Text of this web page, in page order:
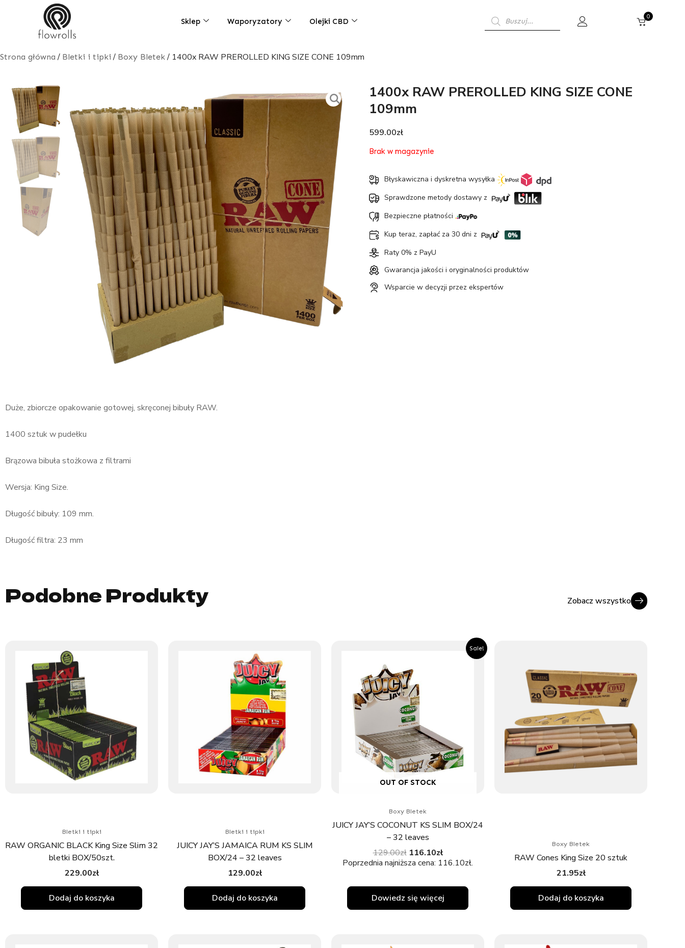
Sklep Waporyzatory Olejki CBD
Wyszukiwarka
produktów
0
Strona główna / Bletki i tipki / Boxy Bletek/ 1400x RAW PREROLLED KING SIZE CONE 109mm
1400x RAW PREROLLED KING SIZE CONE
109mm
599.00zł
Brak w magazynie
Błyskawiczna i dyskretna wysyłka
Sprawdzone metody dostawy z
Bezpieczne płatności
Kup teraz, zapłać za 30 dni z
Raty 0% z PayU
Gwarancja jakości i oryginalności produktów
Wsparcie w decyzji przez ekspertów
Duże, zbiorcze opakowanie gotowej, skręconej bibuły RAW.
1400 sztuk w pudełku
Brązowa bibuła stożkowa z filtrami
Wersja: King Size.
Długość bibuły: 109 mm.
Długość filtra: 23 mm
Podobne Produkty Zobacz wszystko
Bletki i tipki
RAW ORGANIC BLACK King Size Slim 32
bletki BOX/50szt.
229.00zł
Dodaj do koszyka
Bletki i tipki
JUICY JAY’S JAMAICA RUM KS SLIM
BOX/24 – 32 leaves
129.00zł
Dodaj do koszyka
Sale!
OUT OF STOCK
Boxy Bletek
JUICY JAY’S COCONUT KS SLIM BOX/24
– 32 leaves
129.00zł
129.00zł.
116.10zł
Aktualna
Poprzednia najniższa cena: 116.10zł.
Dowiedz się więcej
Boxy Bletek
RAW Cones King Size 20 sztuk
21.95zł
Dodaj do koszyka